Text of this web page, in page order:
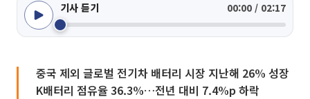
기사 듣기 00:00 / 02:17
중국 제외 글로벌 전기차 배터리 시장 지난해 26% 성장
K배터리 점유율 36.3%…전년 대비 7.4%p 하락